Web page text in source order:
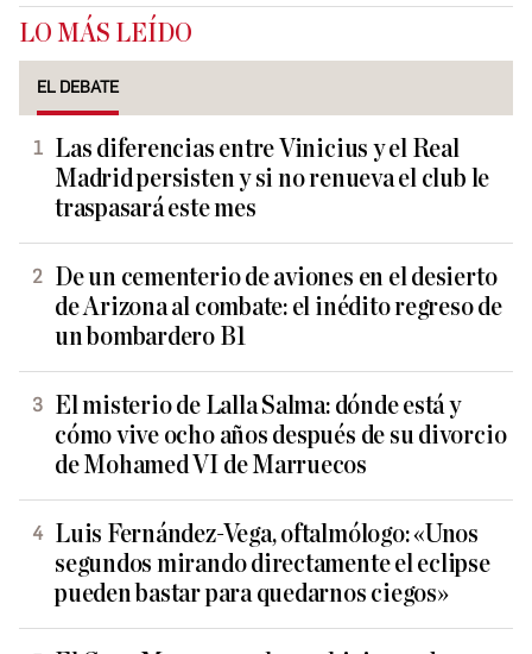
LO MÁS LEÍDO
EL DEBATE
Las diferencias entre Vinicius y el Real
Madrid persisten y si no renueva el club le
traspasará este mes
De un cementerio de aviones en el desierto
de Arizona al combate: el inédito regreso de
un bombardero B1
El misterio de Lalla Salma: dónde está y
cómo vive ocho años después de su divorcio
de Mohamed VI de Marruecos
Luis Fernández-Vega, oftalmólogo: «Unos
segundos mirando directamente el eclipse
pueden bastar para quedarnos ciegos»